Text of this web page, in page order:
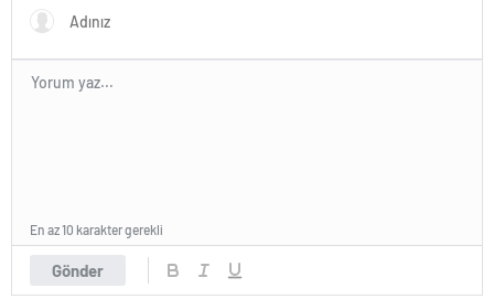
Gönder
En az 10 karakter gerekli